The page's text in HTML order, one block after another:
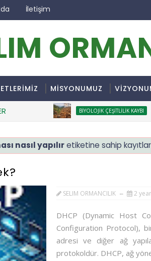
İletişim
MİSYONUMUZ
BIYOLOJIK ÇEŞITLILIK KAYBI
nasıl yapılıretiketine sahip
SELIM ORMANCILIK 2
DHCP (Dynamic Host
Configuration Protocol),
adresi ve diğer ağ
protokoldür. DHCP, ağ